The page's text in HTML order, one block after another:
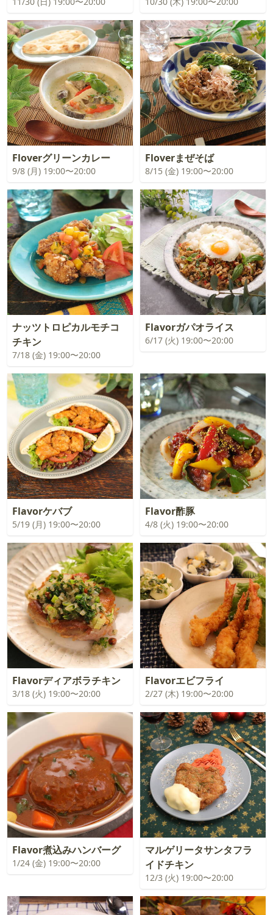
Floverグリーンカレー
9/8 (月) 19:00〜20:00
Floverまぜそば
8/15 (金) 19:00〜20:00
ナッツトロピカルモチコ
チキン
7/18 (金) 19:00〜20:00
Flavorガパオライス
6/17 (火) 19:00〜20:00
Flavorケバブ
5/19 (月) 19:00〜20:00
Flavor酢豚
4/8 (火) 19:00〜20:00
Flavorディアボラチキン
3/18 (火) 19:00〜20:00
Flavorエビフライ
2/27 (木) 19:00〜20:00
Flavor煮込みハンバーグ
1/24 (金) 19:00〜20:00
マルゲリータサンタフラ
イドチキン
12/3 (火) 19:00〜20:00